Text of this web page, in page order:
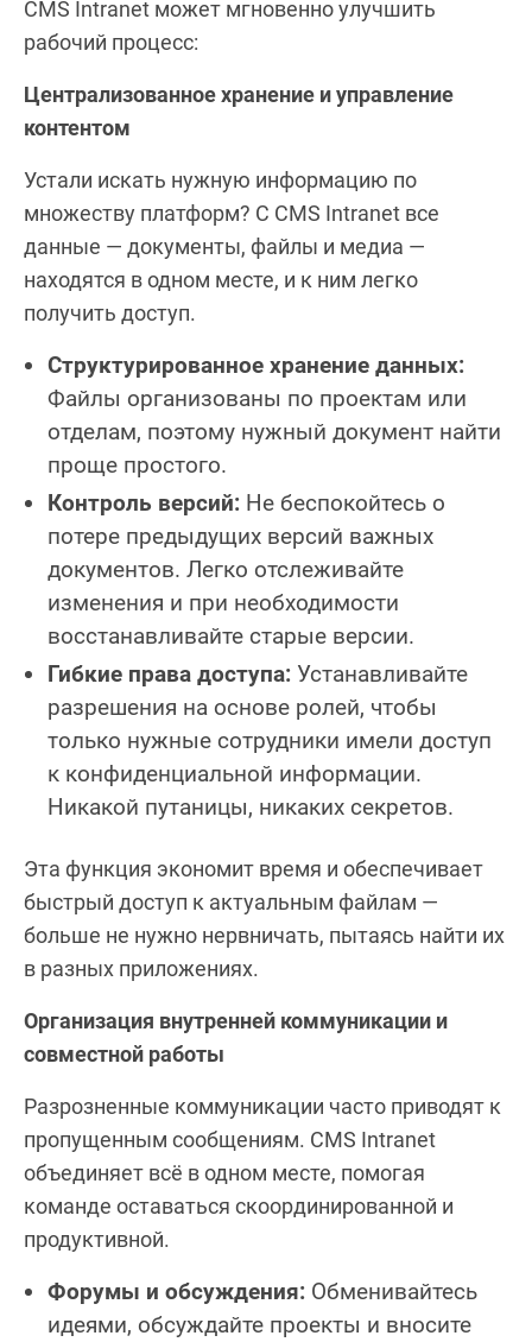
CMS Intranet может мгновенно улучшить
рабочий процесс:
Централизованное хранение и управление
контентом
Устали искать нужную информацию по
множеству платформ? С CMS Intranet все
данные — документы, файлы и медиа —
находятся в одном месте, и к ним легко
получить доступ.
Структурированное хранение данных:
Файлы организованы по проектам или
отделам, поэтому нужный документ найти
проще простого.
Контроль версий: Не беспокойтесь о
потере предыдущих версий важных
документов. Легко отслеживайте
изменения и при необходимости
восстанавливайте старые версии.
Гибкие права доступа: Устанавливайте
разрешения на основе ролей, чтобы
только нужные сотрудники имели доступ
к конфиденциальной информации.
Никакой путаницы, никаких секретов.
Эта функция экономит время и обеспечивает
быстрый доступ к актуальным файлам —
больше не нужно нервничать, пытаясь найти их
в разных приложениях.
Организация внутренней коммуникации и
совместной работы
Разрозненные коммуникации часто приводят к
пропущенным сообщениям. CMS Intranet
объединяет всё в одном месте, помогая
команде оставаться скоординированной и
продуктивной.
Форумы и обсуждения: Обменивайтесь
идеями, обсуждайте проекты и вносите